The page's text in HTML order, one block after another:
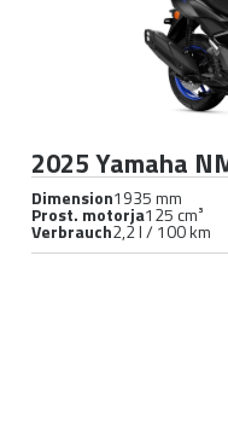
2025 Yamaha
Dimension1935 mm
Prost. motorja125 cm³
Verbrauch2,2 l / 100 km